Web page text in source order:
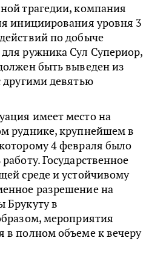
трагедии, компания
инициирования уровня 3
по добыче
ружника Сул Супериор,
быть выведен из
другими девятью
имеет место на
руднике, крупнейшем в
4 февраля было
Государственное
среде и устойчивому
разрешение на
Брукуту в
мероприятия
в полном объеме к вечеру